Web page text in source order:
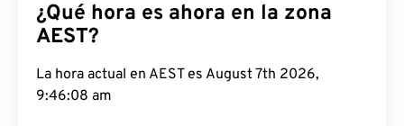
¿Qué hora es ahora en la zona
AEST?
La hora actual en AEST es August 7th 2026,
9:46:09 am